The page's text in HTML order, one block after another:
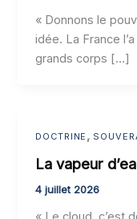
« Donnons le
idée. La France
grands corps […]
DOCTRINE ,
La vapeur
4 juillet 2026